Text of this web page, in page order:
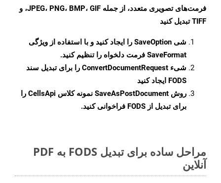
فرمت‌های تصویری متعدد، از جمله JPEG، PNG، BMP، GIF، و
TIFF تبدیل کنید
شی SaveOption را ایجاد کنید و با استفاده از ویژگی
SaveFormat فرمت دلخواه را تنظیم کنید.
شیء ConvertDocumentRequest را برای تبدیل سند
FODS ایجاد کنید
روش SaveAsPostDocument
نمونه کلاس CellsApi را
برای تبدیل از FODS فراخوانی کنید.
مراحل ساده برای تبدیل FODS به PDF
آنلاین